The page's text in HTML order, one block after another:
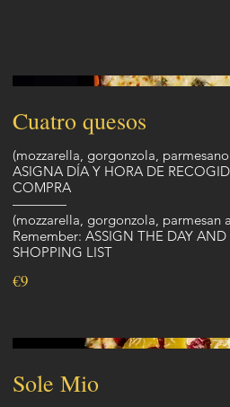
Cuatro quesos
(mozzarella, gorgonzola,
ASIGNA DÍA Y HORA DE
COMPRA
————
(mozzarella, gorgonzola, parmesan
Remember: ASSIGN THE DAY
SHOPPING LIST
€9
Sole Mio